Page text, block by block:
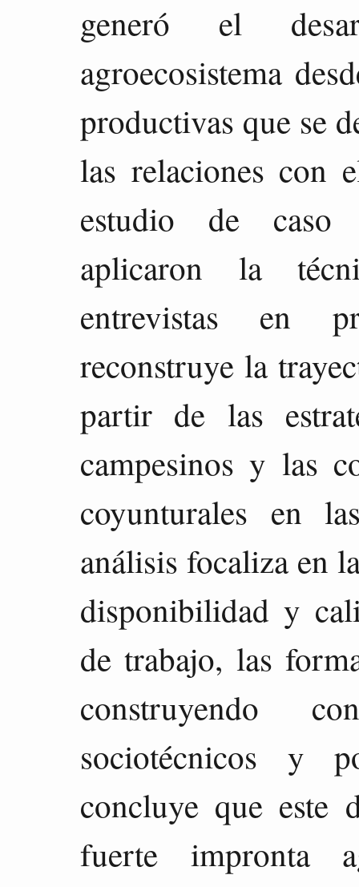
generó el
agroecosistema
productivas que se
las relaciones con
estudio de caso
aplicaron la
entrevistas en
reconstruye la
partir de las
campesinos y las
coyunturales en
análisis focaliza en
disponibilidad y
de trabajo, las
construyendo
sociotécnicos y
concluye que este
fuerte impronta